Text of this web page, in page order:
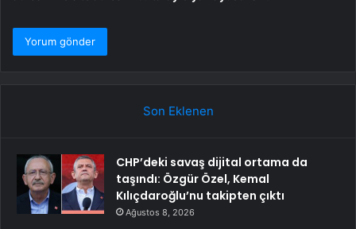
Son Eklenen
CHP’deki savaş dijital ortama da
taşındı: Özgür Özel, Kemal
Kılıçdaroğlu’nu takipten çıktı
Ağustos 8, 2026